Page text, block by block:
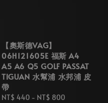
【奧斯德VAG】
06H121605E 福斯 A4
A5 A6 Q5 GOLF PASSAT
TIGUAN 水幫浦 水邦浦 皮
帶
Regular
NT$ 440 - NT$ 800